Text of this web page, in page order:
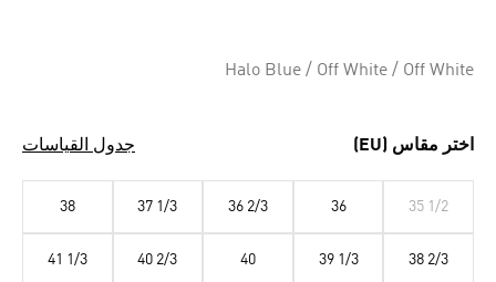
Halo Blue / Off White / Off White
اختر مقاس (EU) جدول القياسات
35 1/2
36
36 2/3
37 1/3
38
38 2/3
39 1/3
40
40 2/3
41 1/3